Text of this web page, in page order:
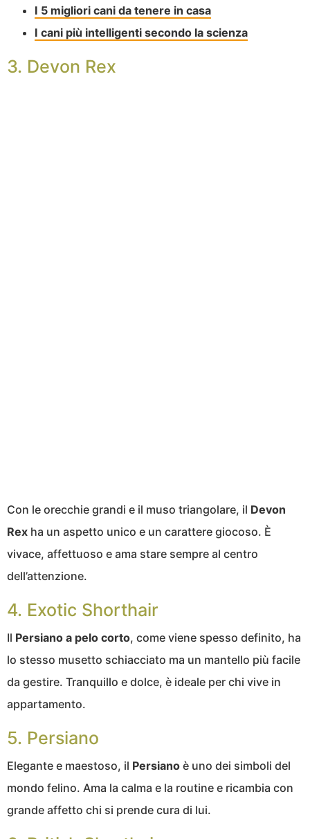
I 5 migliori cani da tenere in casa
I cani più intelligenti secondo la scienza
3. Devon Rex
Con le orecchie grandi e il muso triangolare, il Devon
Rex ha un aspetto unico e un carattere giocoso. È
vivace, affettuoso e ama stare sempre al centro
dell’attenzione.
4. Exotic Shorthair
Il Persiano a pelo corto, come viene spesso definito, ha
lo stesso musetto schiacciato ma un mantello più facile
da gestire. Tranquillo e dolce, è ideale per chi vive in
appartamento.
5. Persiano
Elegante e maestoso, il Persiano è uno dei simboli del
mondo felino. Ama la calma e la routine e ricambia con
grande affetto chi si prende cura di lui.